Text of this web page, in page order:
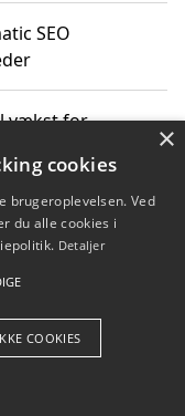
SEO
vækst for
af elektronik
Aps
×
cookies
brugeroplevelsen. Ved
du alle cookies i
Detaljer
COOKIES